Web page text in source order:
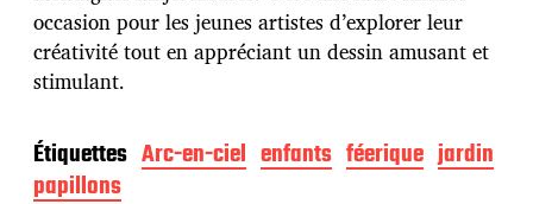
occasion pour les jeunes artistes d’explorer leur
créativité tout en appréciant un dessin amusant et
stimulant.
Étiquettes Arc-en-ciel enfants féerique jardin
papillons